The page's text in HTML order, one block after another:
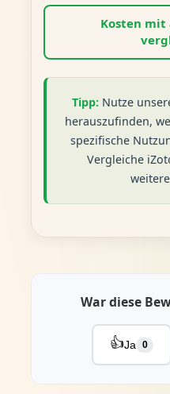
Kosten mit
Tipp: Nutze
herauszufinden,
spezifische
Vergleiche
War diese
👍Ja 0